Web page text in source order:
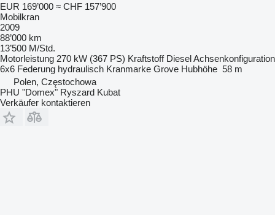
EUR 169’000 ≈ CHF 157’900
Mobilkran
2009
88’000 km
13’500 M/Std.
Motorleistung 270 kW (367 PS) Kraftstoff DieselAchsenkonfiguration
6x6 Federung hydraulisch Kranmarke Grove Hubhöhe 58 m
Polen, Częstochowa
PHU "Domex" Ryszard Kubat
Verkäufer kontaktieren